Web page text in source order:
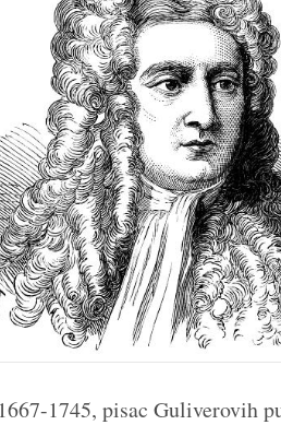
1745, pisac Guliverovih